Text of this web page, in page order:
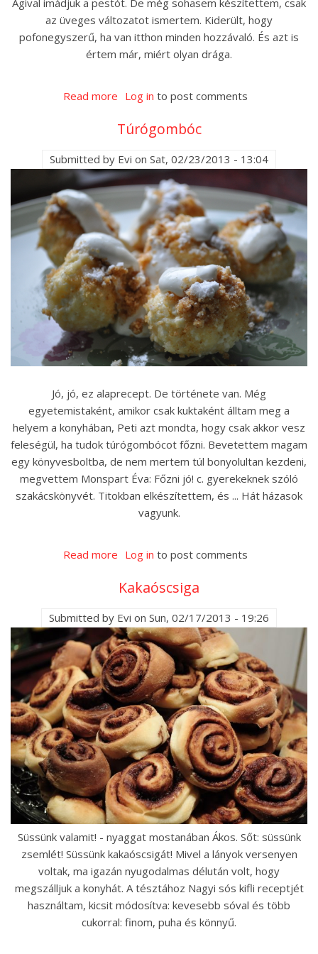
Ágival imádjuk a pestót. De még sohasem készítettem, csak
az üveges változatot ismertem. Kiderült, hogy
pofonegyszerű, ha van itthon minden hozzávaló. És azt is
értem már, miért olyan drága.
Read more about
csirke
Log in to post comments
Túrógombóc
Submitted by Evi on Sat, 02/23/2013 - 13:04
Jó, jó, ez alaprecept. De története van. Még
egyetemistaként, amikor csak kuktaként álltam meg a
helyem a konyhában, Peti azt mondta, hogy csak akkor vesz
feleségül, ha tudok túrógombócot főzni. Bevetettem magam
egy könyvesboltba, de nem mertem túl bonyolultan kezdeni,
megvettem Monspart Éva: Főzni jó! c. gyerekeknek szóló
szakácskönyvét. Titokban elkészítettem, és ... Hát házasok
vagyunk.
Read more about
Log in to post comments
Kakaóscsiga
Submitted by Evi on Sun, 02/17/2013 - 19:26
Süssünk valamit! - nyaggat mostanában Ákos. Sőt: süssünk
zsemlét! Süssünk kakaóscsigát! Mivel a lányok versenyen
voltak, ma igazán nyugodalmas délután volt, hogy
megszálljuk a konyhát. A tésztához Nagyi sós kifli receptjét
használtam, kicsit módosítva: kevesebb sóval és több
cukorral: finom, puha és könnyű.